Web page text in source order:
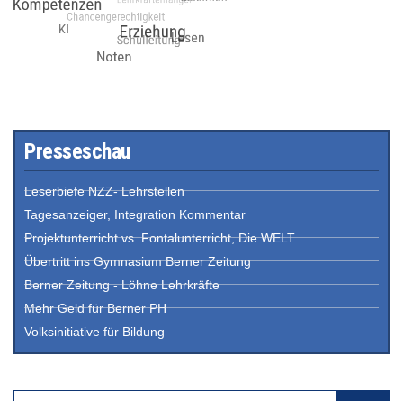
Presseschau
Leserbiefe NZZ- Lehrstellen
Tagesanzeiger, Integration Kommentar
Projektunterricht vs. Fontalunterricht, Die WELT
Übertritt ins Gymnasium Berner Zeitung
Berner Zeitung - Löhne Lehrkräfte
Mehr Geld für Berner PH
Volksinitiative für Bildung